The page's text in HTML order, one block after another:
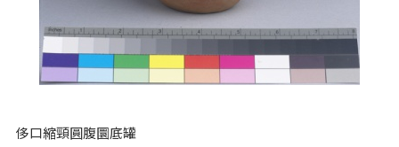
侈口縮頸圓腹圜底罐